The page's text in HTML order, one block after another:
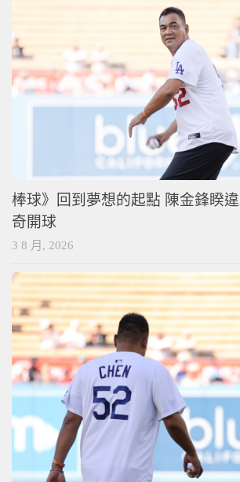
棒球》回到夢想的起點 陳金鋒睽
奇開球
3 8 月, 2026